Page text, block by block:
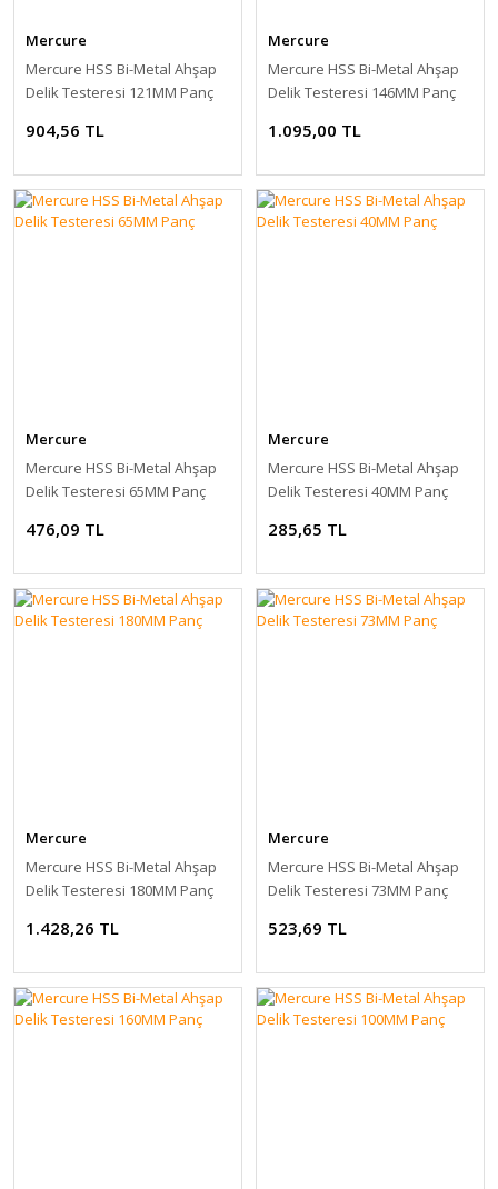
Mercure
Mercure HSS Bi-Metal Ahşap
Delik Testeresi 121MM Panç
904,56 TL
Mercure
Mercure HSS Bi-Metal Ahşap
Delik Testeresi 146MM Panç
1.095,00 TL
Mercure
Mercure HSS Bi-Metal Ahşap
Delik Testeresi 65MM Panç
476,09 TL
Mercure
Mercure HSS Bi-Metal Ahşap
Delik Testeresi 40MM Panç
285,65 TL
Mercure
Mercure HSS Bi-Metal Ahşap
Delik Testeresi 180MM Panç
1.428,26 TL
Mercure
Mercure HSS Bi-Metal Ahşap
Delik Testeresi 73MM Panç
523,69 TL